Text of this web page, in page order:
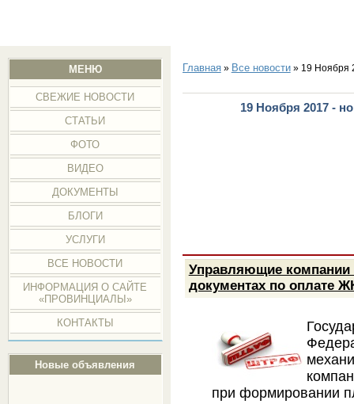
МЕНЮ
СВЕЖИЕ НОВОСТИ
СТАТЬИ
ФОТО
ВИДЕО
ДОКУМЕНТЫ
БЛОГИ
УСЛУГИ
ВСЕ НОВОСТИ
ИНФОРМАЦИЯ О САЙТЕ
«ПРОВИНЦИАЛЫ»
КОНТАКТЫ
Новые объявления
Главная» Все новости» 19 Ноября
19 Ноября 2017 -
Управляющие компании
документах по оплате
при формировании